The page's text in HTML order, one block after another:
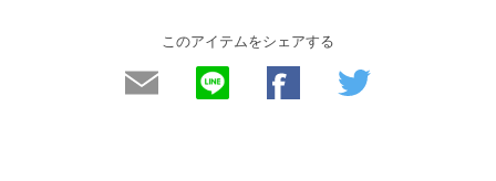
このアイテムをシェアする